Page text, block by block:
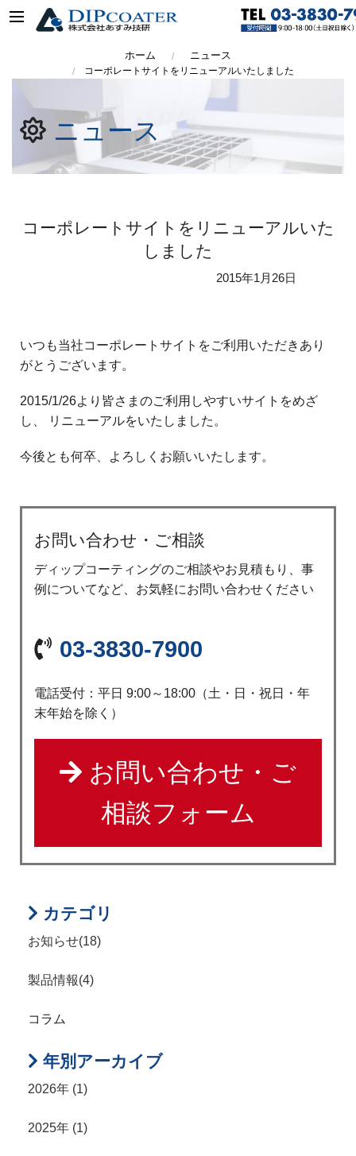
ホーム ニュース
コーポレートサイトをリニューアルいたしました
ニュース
コーポレートサイトをリニューアルいた
しました
2015年1月26日
いつも当社コーポレートサイトをご利用いただきあり
がとうございます。
2015/1/26より皆さまのご利用しやすいサイトをめざ
し、 リニューアルをいたしました。
今後とも何卒、よろしくお願いいたします。
お問い合わせ・ご相談
ディップコーティングのご相談やお見積もり、事
例についてなど、お気軽にお問い合わせください
03-3830-7900
電話受付：平日 9:00～18:00（土・日・祝日・年
末年始を除く）
お問い合わせ・ご
相談フォーム
カテゴリ
お知らせ(18)
製品情報(4)
コラム
年別アーカイブ
2026年 (1)
2025年 (1)